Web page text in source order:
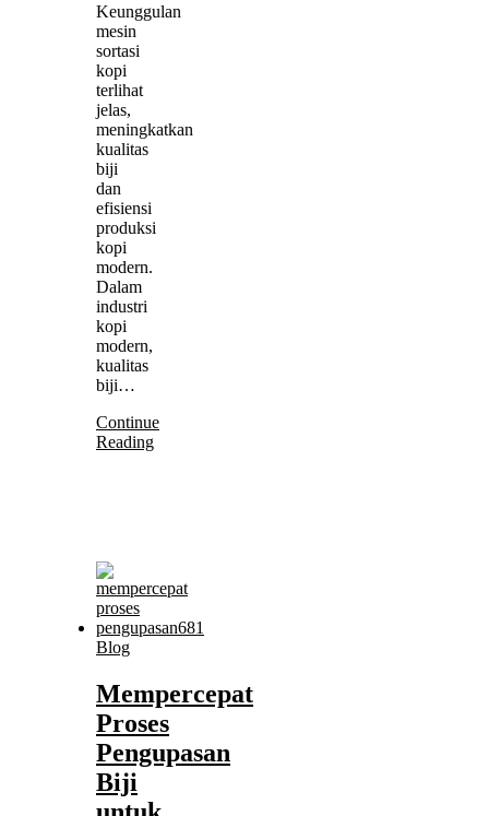
Keunggulan
mesin
sortasi
kopi
terlihat
jelas,
meningkatkan
kualitas
biji
dan
efisiensi
produksi
kopi
modern.
Dalam
industri
kopi
modern,
kualitas
biji…
Continue
Reading
Blog
Mempercepat
Proses
Pengupasan
Biji